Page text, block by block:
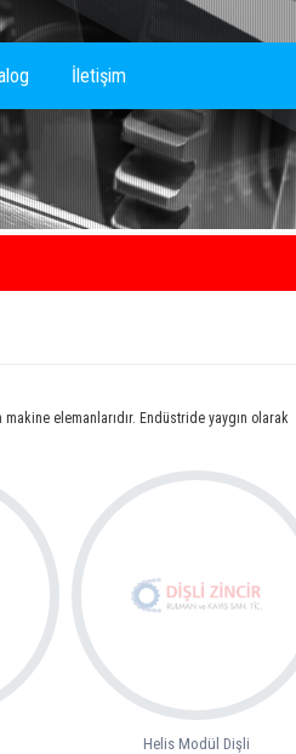
İletişim
elemanlarıdır. Endüstride yaygın olarak
Helis Modül Dişli